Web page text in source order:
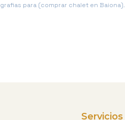
para (comprar chalet en Baiona).
Servicios